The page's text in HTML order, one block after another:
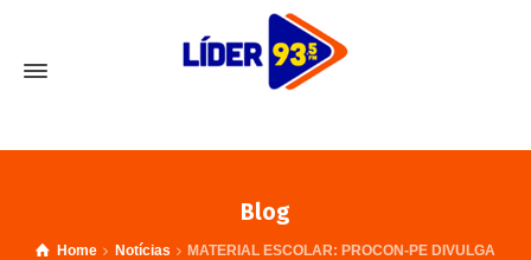
Blog
Home Notícias
MATERIAL ESCOLAR: PROCON-PE DIVULGA